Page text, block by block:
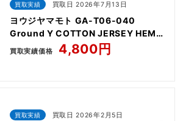
買取実績 買取日 2026年7月13日
ヨウジヤマモト GA-T06-040
Ground Y COTTON JERSEY HEM
ROUND JUMBO T-SHIRT LONG
買取実績価格 4,800円
買取実績 買取日 2026年2月5日